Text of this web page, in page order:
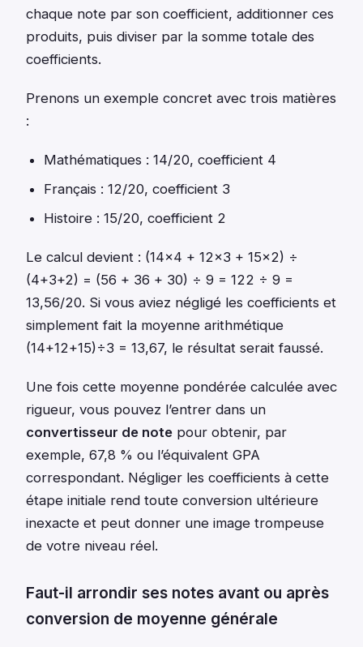
chaque note par son coefficient, additionner ces
produits, puis diviser par la somme totale des
coefficients.
Prenons un exemple concret avec trois matières
:
Mathématiques : 14/20, coefficient 4
Français : 12/20, coefficient 3
Histoire : 15/20, coefficient 2
Le calcul devient : (14×4 + 12×3 + 15×2) ÷
(4+3+2) = (56 + 36 + 30) ÷ 9 = 122 ÷ 9 =
13,56/20. Si vous aviez négligé les coefficients et
simplement fait la moyenne arithmétique
(14+12+15)÷3 = 13,67, le résultat serait faussé.
Une fois cette moyenne pondérée calculée avec
rigueur, vous pouvez l’entrer dans un
convertisseur de note pour obtenir, par
exemple, 67,8 % ou l’équivalent GPA
correspondant. Négliger les coefficients à cette
étape initiale rend toute conversion ultérieure
inexacte et peut donner une image trompeuse
de votre niveau réel.
Faut-il arrondir ses notes avant ou après
conversion de moyenne générale